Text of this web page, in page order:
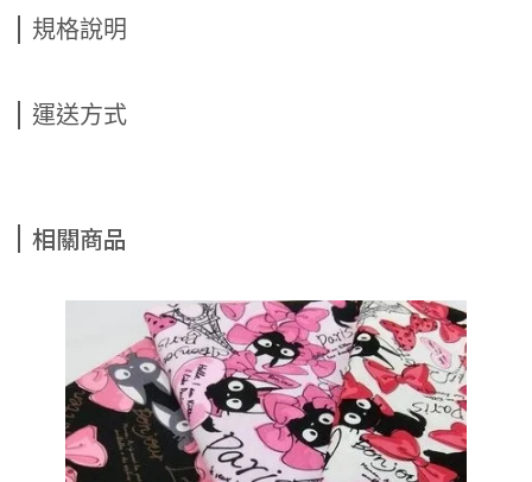
規格說明
運送方式
相關商品